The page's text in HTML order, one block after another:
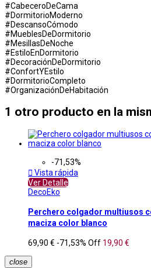
#CabeceroDeCama
#DormitorioModerno
#DescansoCómodo
#MueblesDeDormitorio
#MesillasDeNoche
#EstiloEnDormitorio
#DecoraciónDeDormitorio
#ConfortYEstilo
#DormitorioCompleto
#OrganizaciónDeHabitación
1 otro producto en la
-71,53%
 Vista rápida
Ver Detalle
DecoEko
Perchero colgador multiusos
maciza color blanco
69,90 € -71,53% Off 19,90 €
close